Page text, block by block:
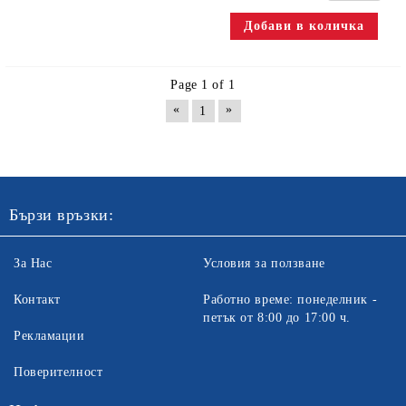
Page 1 of 1
«
1 »
Бързи връзки:
За Нас
Контакт
Рекламации
Поверителност
Условия за ползване
Работно време: понеделник -
петък от 8:00 до 17:00 ч.